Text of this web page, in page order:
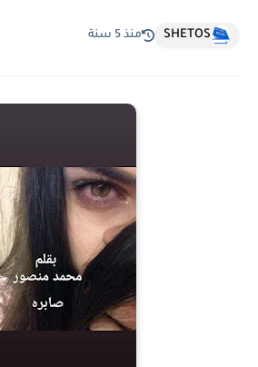
SHETOS منذ 5 سنة